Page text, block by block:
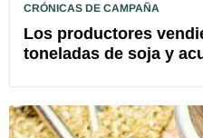
CRÓNICAS DE CAMPAÑA
Los productores
toneladas de soja y